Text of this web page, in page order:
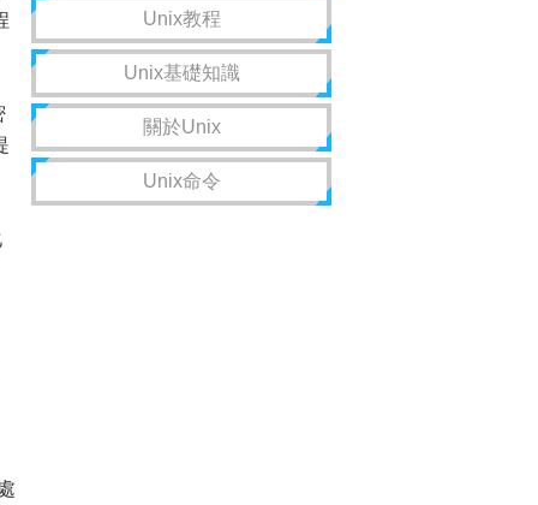
Unix教程
Unix基礎知識
關於Unix
Unix命令